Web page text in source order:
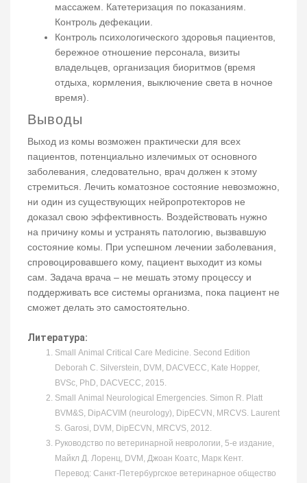
массажем. Катетеризация по показаниям.
Контроль дефекации.
Контроль психологического здоровья пациентов,
бережное отношение персонала, визиты
владельцев, организация биоритмов (время
отдыха, кормления, выключение света в ночное
время).
Выводы
Выход из комы возможен практически для всех
пациентов, потенциально излечимых от основного
заболевания, следовательно, врач должен к этому
стремиться. Лечить коматозное состояние невозможно,
ни один из существующих нейропротекторов не
доказал свою эффективность. Воздействовать нужно
на причину комы и устранять патологию, вызвавшую
состояние комы. При успешном лечении заболевания,
спровоцировавшего кому, пациент выходит из комы
сам. Задача врача – не мешать этому процессу и
поддерживать все системы организма, пока пациент не
сможет делать это самостоятельно.
Литература:
Small Animal Critical Care Medicine. Second Edition
Deborah C. Silverstein, DVM, DACVECC, Kate Hopper,
BVSc, PhD, DACVECC, 2015.
Small Animal Neurological Emergencies. Simon R. Platt
BVM&S, DipACVIM (neurology), DipECVN, MRCVS. Laurent
S. Garosi, DVM, DipECVN, MRCVS, 2012.
Руководство по ветеринарной неврологии, 5-е издание,
Майкл Д. Лоренц, DVM, Джоан Коатс, Марк Кент.
Перевод: Санкт-Петербургское ветеринарное общество